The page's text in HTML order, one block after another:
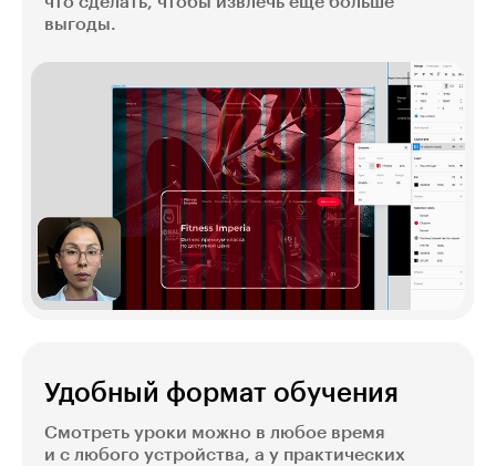
выгоды.
Удобный формат обучения
Смотреть уроки можно в любое время
и с любого устройства, а у практических